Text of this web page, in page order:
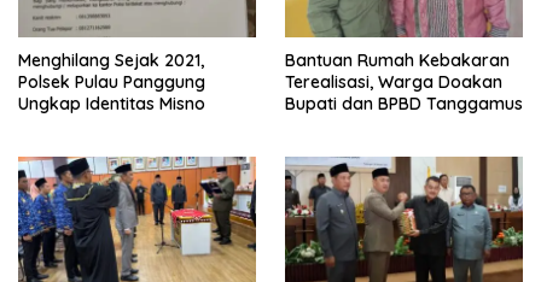
Menghilang Sejak 2021,
Polsek Pulau Panggung
Ungkap Identitas Misno
Bantuan Rumah Kebakaran
Terealisasi, Warga Doakan
Bupati dan BPBD Tanggamus